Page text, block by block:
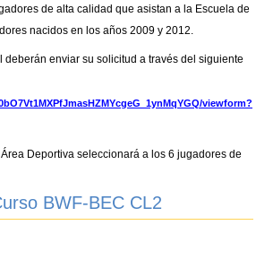
de alta calidad que asistan a la Escuela de
nacidos en los años 2009 y 2012.
enviar su solicitud a través del siguiente
viewform?
Deportiva seleccionará a los 6 jugadores de
BWF-BEC CL2